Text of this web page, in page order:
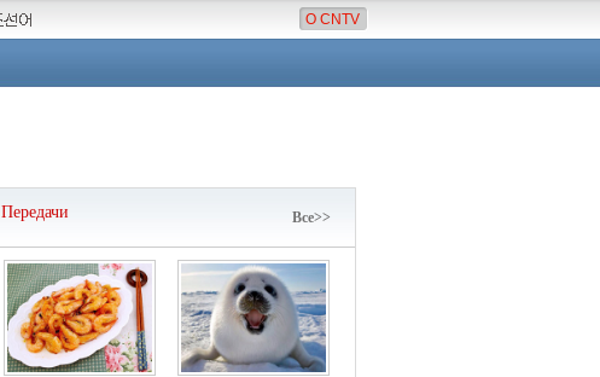
О CNTV
Передачи Все>>